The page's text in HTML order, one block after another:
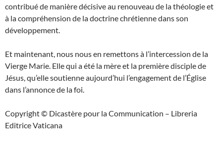
contribué de manière décisive au renouveau de la théologie et
à la compréhension de la doctrine chrétienne dans son
développement.
Et maintenant, nous nous en remettons à l’intercession de la
Vierge Marie. Elle qui a été la mère et la première disciple de
Jésus, qu’elle soutienne aujourd’hui l’engagement de l’Église
dans l’annonce de la foi.
Copyright © Dicastère pour la Communication – Libreria
Editrice Vaticana